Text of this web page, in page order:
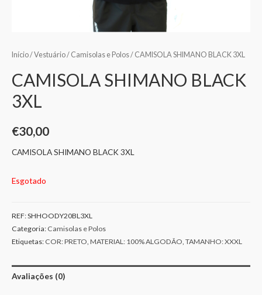
Início/Vestuário/ Camisolas e Polos/ CAMISOLA SHIMANO BLACK 3XL
CAMISOLA SHIMANO BLACK
3XL
€30,00
CAMISOLA SHIMANO BLACK 3XL
Esgotado
REF:SHHOODY20BL3XL
Categoria: Camisolas e Polos
Etiquetas: COR: PRETO, MATERIAL: 100% ALGODÃO, TAMANHO: XXXL
Avaliações (0)